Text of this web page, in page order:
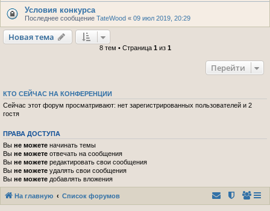
Условия конкурса
Последнее сообщение TateWood « 09 июл 2019, 20:29
Новая тема
8 тем • Страница 1из 1
Перейти
КТО СЕЙЧАС НА КОНФЕРЕНЦИИ
Сейчас этот форум просматривают: нет зарегистрированных пользователей и 2
гостя
ПРАВА ДОСТУПА
Вы не можете начинать темы
Вы не можете отвечать на сообщения
Вы не можете редактировать свои сообщения
Вы не можете удалять свои сообщения
Вы не можете добавлять вложения
На главную Список форумов